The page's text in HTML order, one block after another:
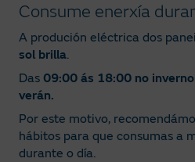
Consume enerxía
A produción eléctrica dos
sol brilla.
Das 09:00 ás 18:00 no
verán.
Por este motivo,
hábitos para que consumas a
durante o día.